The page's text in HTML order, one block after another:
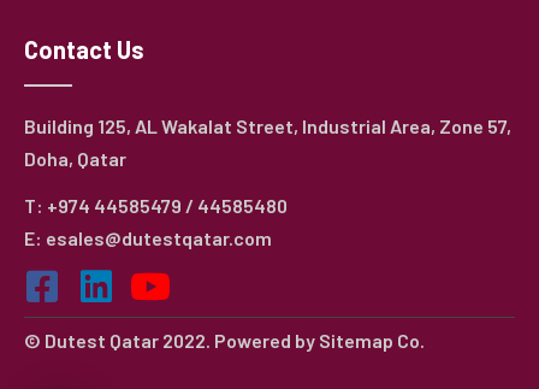
Contact Us
Building 125, AL Wakalat Street, Industrial Area, Zone 57,
Doha, Qatar
T: +974 44585479 / 44585480
E: esales@dutestqatar.com
© Dutest Qatar 2022. Powered by Sitemap Co.